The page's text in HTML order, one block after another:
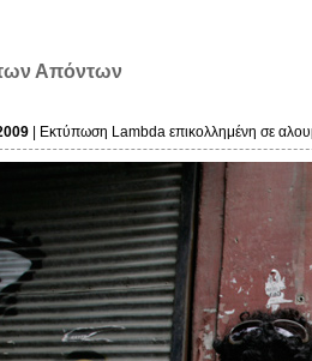
Απόντων
| Εκτύπωση Lambda επικολλημένη σε